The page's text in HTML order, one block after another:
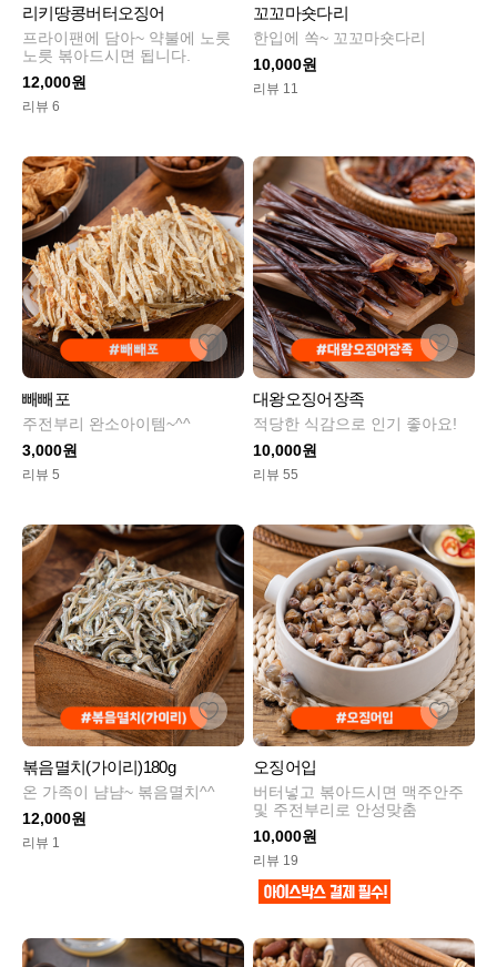
리키땅콩버터오징어
프라이팬에 담아~ 약불에 노릇
노릇 볶아드시면 됩니다.
12,000원
리뷰 6
꼬꼬마숏다리
한입에 쏙~ 꼬꼬마숏다리
10,000원
리뷰 11
빼빼포
주전부리 완소아이템~^^
3,000원
리뷰 5
대왕오징어장족
적당한 식감으로 인기 좋아요!
10,000원
리뷰 55
볶음멸치(가이리)180g
온 가족이 냠냠~ 볶음멸치^^
12,000원
리뷰 1
오징어입
버터넣고 볶아드시면 맥주안주
및 주전부리로 안성맞춤
10,000원
리뷰 19